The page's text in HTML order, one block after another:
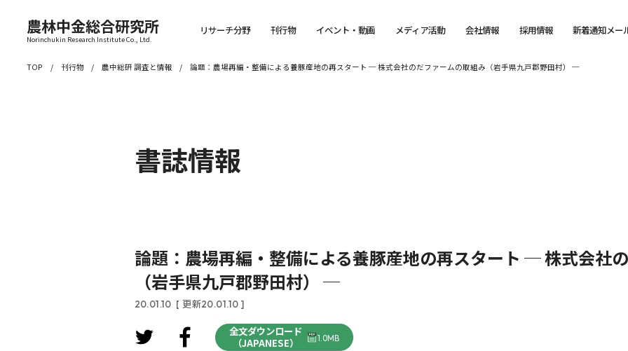
農林中金総合研究所
Norinchukin Research Institute Co., Ltd.
リサーチ分野 刊行物 イベント・動画 メディア活動 会社情報 採用情報 新着通知メー
TOP 刊行物 農中総研 調査と情報 論題：農場再編・整備による養豚産地の再スタート ─ 株式会社のだファームの取組み（岩手県九戸郡野田村） ─
書誌情報
論題：農場再編・整備による養豚産地の再スタート ─ 株式会社
（岩手県九戸郡野田村） ─
20.01.10 [ 更新20.01.10 ]
全文ダウンロード
（JAPANESE）
1.0MB